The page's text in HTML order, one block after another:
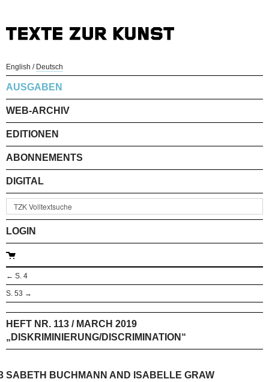
English / Deutsch
AUSGABEN
WEB-ARCHIV
EDITIONEN
ABONNEMENTS
DIGITAL
LOGIN
← S. 4
S. 53 →
HEFT NR. 113 / MARCH 2019
„DISKRIMINIERUNG/DISCRIMINATION“
SABETH BUCHMANN AND ISABELLE GRAW